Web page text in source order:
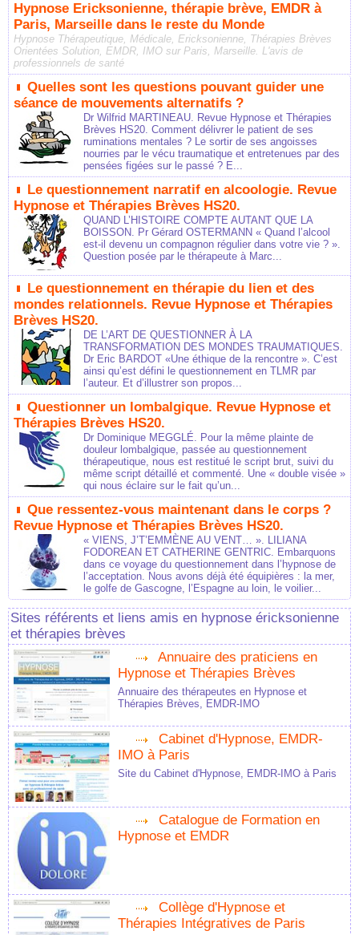
Hypnose Ericksonienne, thérapie brève, EMDR à
Paris, Marseille dans le reste du Monde
Hypnose Thérapeutique, Médicale, Ericksonienne, Thérapies Brèves
Orientées Solution, EMDR, IMO sur Paris, Marseille. L'avis de
professionnels de santé
Quelles sont les questions pouvant guider une
séance de mouvements alternatifs ?
Dr Wilfrid MARTINEAU. Revue Hypnose et Thérapies
Brèves HS20. Comment délivrer le patient de ses
ruminations mentales ? Le sortir de ses angoisses
nourries par le vécu traumatique et entretenues par des
pensées figées sur le passé ? E...
Le questionnement narratif en alcoologie. Revue
Hypnose et Thérapies Brèves HS20.
QUAND L’HISTOIRE COMPTE AUTANT QUE LA
BOISSON. Pr Gérard OSTERMANN « Quand l’alcool
est-il devenu un compagnon régulier dans votre vie ? ».
Question posée par le thérapeute à Marc...
Le questionnement en thérapie du lien et des
mondes relationnels. Revue Hypnose et Thérapies
Brèves HS20.
DE L’ART DE QUESTIONNER À LA
TRANSFORMATION DES MONDES TRAUMATIQUES.
Dr Eric BARDOT «Une éthique de la rencontre ». C’est
ainsi qu’est défini le questionnement en TLMR par
l’auteur. Et d’illustrer son propos...
Questionner un lombalgique. Revue Hypnose et
Thérapies Brèves HS20.
Dr Dominique MEGGLÉ. Pour la même plainte de
douleur lombalgique, passée au questionnement
thérapeutique, nous est restitué le script brut, suivi du
même script détaillé et commenté. Une « double visée »
qui nous éclaire sur le fait qu’un...
Que ressentez-vous maintenant dans le corps ?
Revue Hypnose et Thérapies Brèves HS20.
« VIENS, J’T’EMMÈNE AU VENT… ». LILIANA
FODOREAN ET CATHERINE GENTRIC. Embarquons
dans ce voyage du questionnement dans l’hypnose de
l’acceptation. Nous avons déjà été équipières : la mer,
le golfe de Gascogne, l’Espagne au loin, le voilier...
Sites référents et liens amis en hypnose éricksonienne
et thérapies brèves
Annuaire des praticiens en
Hypnose et Thérapies Brèves
Annuaire des thérapeutes en Hypnose et
Thérapies Brèves, EMDR-IMO
Cabinet d'Hypnose, EMDR-
IMO à Paris
Site du Cabinet d'Hypnose, EMDR-IMO à Paris
Catalogue de Formation en
Hypnose et EMDR
Collège d'Hypnose et
Thérapies Intégratives de Paris